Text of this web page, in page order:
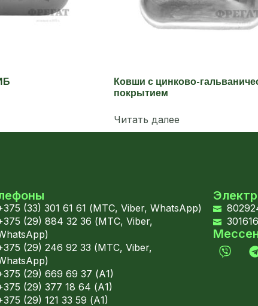
Ковши с цинково-
покрытием
Читать далее
(33) 301 61 61 (МТС, Viber, WhatsApp)
(29) 884 32 36 (МТС, Viber,
(29) 246 92 33 (МТС, Viber,
(29) 669 69 37 (А1)
(29) 377 18 64 (А1)
(29) 121 33 59 (А1)